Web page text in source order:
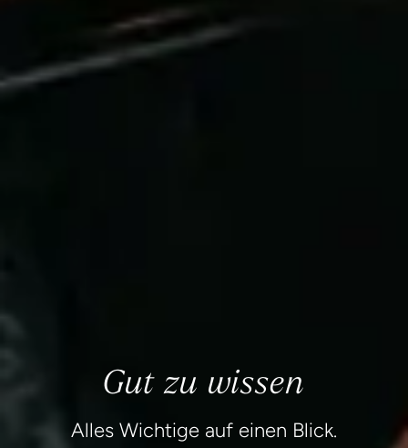
Gut zu wissen
Alles Wichtige auf einen Blick.